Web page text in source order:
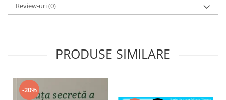
Review-uri(0)
PRODUSE SIMILARE
-20%